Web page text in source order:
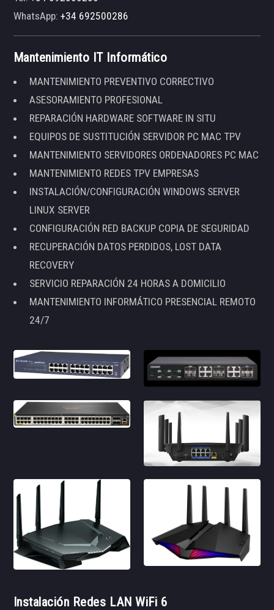
WhatsApp:+34 692500286
Mantenimiento IT Informático
MANTENIMIENTO PREVENTIVO CORRECTIVO
ASESORAMIENTO PROFESIONAL
REPARACIÓN HARDWARE SOFTWARE IN SITU
EQUIPOS DE SUSTITUCIÓN SERVIDOR PC MAC TPV
MANTENIMIENTO SERVIDORES ORDENADORES PC MAC
MANTENIMIENTO REDES TPV EMPRESAS
INSTALACIÓN/CONFIGURACIÓN WINDOWS SERVER
LINUX SERVER
CONFIGURACIÓN RED BACKUP COPIA DE SEGURIDAD
RECUPERACIÓN DATOS PERDIDOS, LOST DATA
RECOVERY
SERVICIO REPARACIÓN 24 HORAS A DOMICILIO
MANTENIMIENTO INFORMÁTICO PRESENCIAL REMOTO
24/7
Instalación Redes LAN WiFi 6